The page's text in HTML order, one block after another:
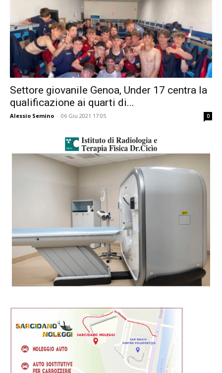
Settore giovanile Genoa, Under 17 centra la
qualificazione ai quarti di...
Alessio Semino - 06 Giu 2021 17:05 0